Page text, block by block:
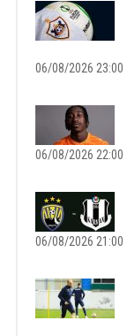
06/08/2026 23:00
06/08/2026 22:00
06/08/2026 21:00